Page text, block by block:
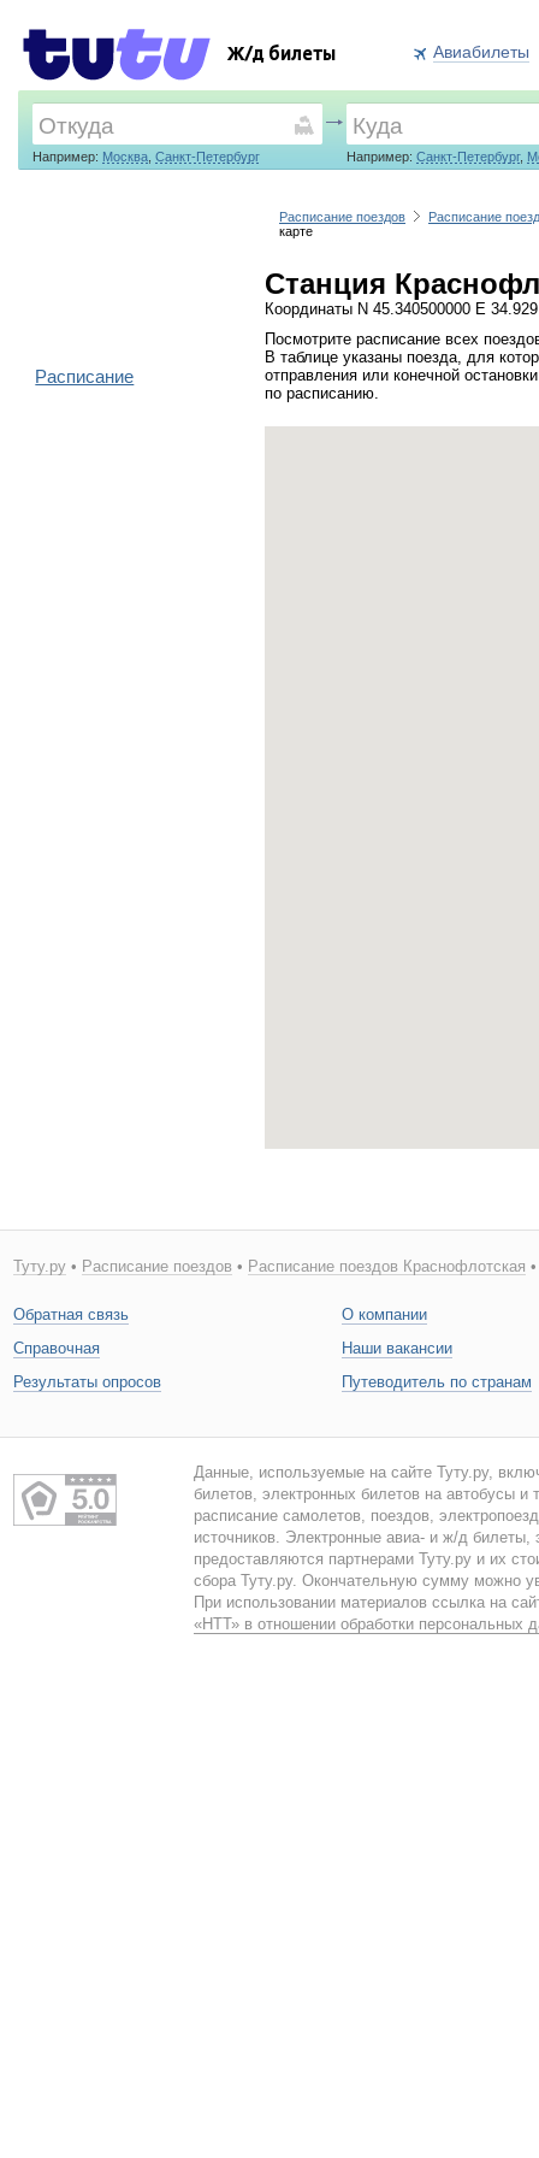
Ж/д билеты Авиабилеты
Например: Москва, Санкт-Петербург Например: Санкт-Петербург,
Расписание поездов
Расписание
карте
Станция
Координаты N 45.340500000 E
Посмотрите расписание всех
В таблице указаны поезда, для
отправления или конечной
по расписанию.
Расписание
Туту.ру• Расписание поездов • Расписание поездов Краснофлотская
Обратная связь
Справочная
Результаты опросов
О компании
Наши вакансии
Путеводитель по странам
Данные, используемые на сайте Туту.ру,
билетов, электронных билетов на автобусы и
расписание самолетов, поездов,
источников. Электронные авиа- и ж/д билеты,
предоставляются партнерами Туту.ру и их
сбора Туту.ру. Окончательную сумму можно
При использовании материалов ссылка на
«НТТ» в отношении обработки персональных